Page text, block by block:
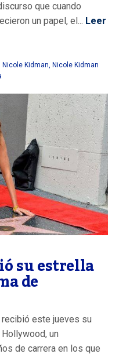
que cuando
un papel, el... Leer
Nicole Kidman, Nicole Kidman
su estrella
de
este jueves su
un
de carrera en los que